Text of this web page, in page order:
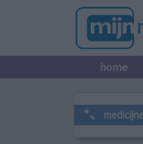
home